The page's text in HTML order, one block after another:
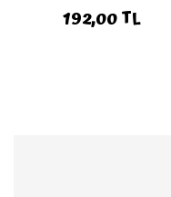
192,00 TL